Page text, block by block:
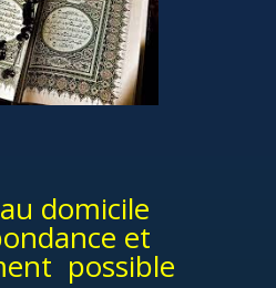
domicile
et
possible